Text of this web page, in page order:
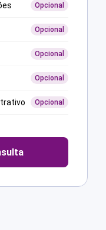
Opcional
Opcional
Opcional
Opcional
Opcional